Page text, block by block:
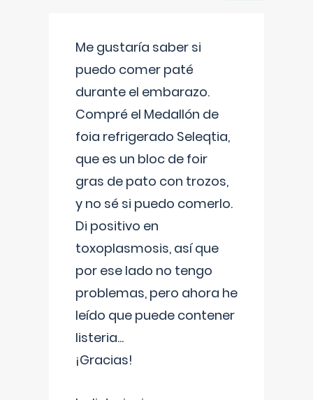
Me gustaría saber si
puedo comer paté
durante el embarazo.
Compré el Medallón de
foia refrigerado Seleqtia,
que es un bloc de foir
gras de pato con trozos,
y no sé si puedo comerlo.
Di positivo en
toxoplasmosis, así que
por ese lado no tengo
problemas, pero ahora he
leído que puede contener
listeria...
¡Gracias!